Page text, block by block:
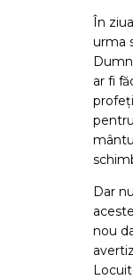
În
urma
ar fi
Dar
nou